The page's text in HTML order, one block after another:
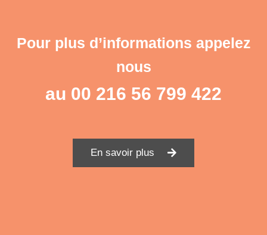
Pour plus d’informations appelez
nous
au 00 216 56 799 422
En savoir plus